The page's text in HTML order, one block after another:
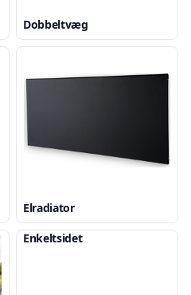
Dobbeltvæg
Elradiator
Enkeltsidet